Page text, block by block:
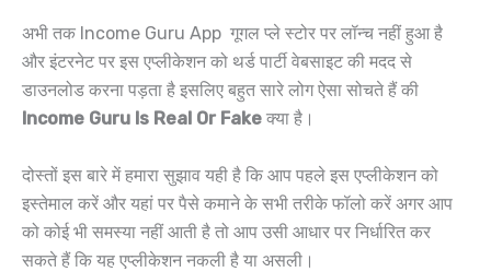
अभी तक Income Guru App गूगल प्ले स्टोर पर लॉन्च नहीं हुआ है
और इंटरनेट पर इस एप्लीकेशन को थर्ड पार्टी वेबसाइट की मदद से
डाउनलोड करना पड़ता है इसलिए बहुत सारे लोग ऐसा सोचते हैं की
Income Guru Is Real Or Fake क्या है।
दोस्तों इस बारे में हमारा सुझाव यही है कि आप पहले इस एप्लीकेशन को
इस्तेमाल करें और यहां पर पैसे कमाने के सभी तरीके फॉलो करें अगर आप
को कोई भी समस्या नहीं आती है तो आप उसी आधार पर निर्धारित कर
सकते हैं कि यह एप्लीकेशन नकली है या असली।